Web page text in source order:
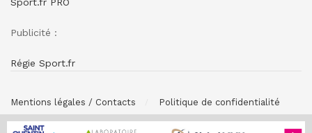
Publicité :
Régie Sport.fr
Mentions légales / Contacts Politique de confidentialité
© SPONSORING.FR